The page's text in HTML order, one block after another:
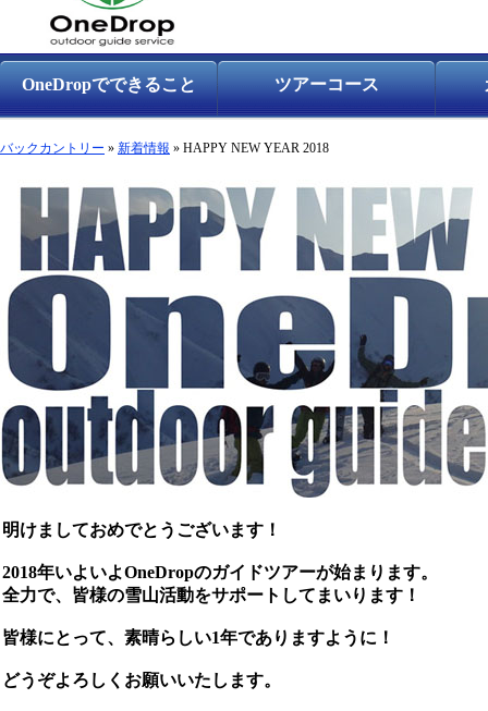
OneDropでできること ツアーコース
バックカントリー » 新着情報 » HAPPY NEW YEAR 2018
明けましておめでとうございます！
2018年いよいよOneDropのガイドツアーが始まります。
全力で、皆様の雪山活動をサポートしてまいります！
皆様にとって、素晴らしい1年でありますように！
どうぞよろしくお願いいたします。